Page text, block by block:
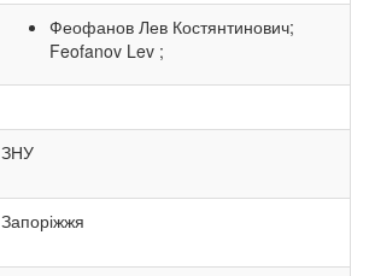
Феофанов Лев Костянтинович;
Feofanov Lev ;
ЗНУ
Запоріжжя